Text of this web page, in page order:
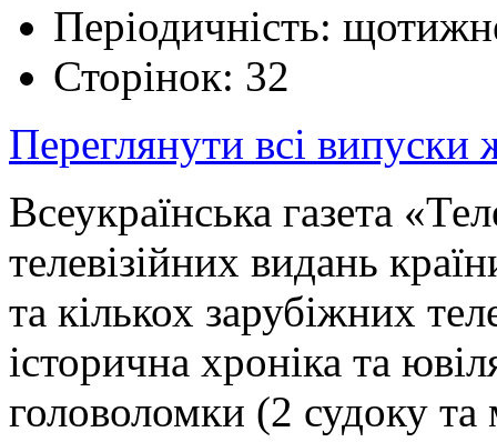
Періодичність:
Сторінок: 32
Переглянути всі випуски
Всеукраїнська газета
телевізійних видань
та кількох зарубіжних
історична хроніка та
головоломки (2 судоку